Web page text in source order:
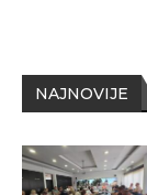
NAJNOVIJE